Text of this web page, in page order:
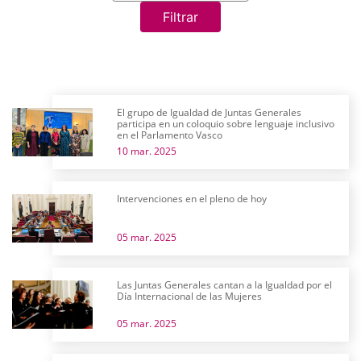
Filtrar
El grupo de Igualdad de Juntas Generales
participa en un coloquio sobre lenguaje inclusivo
en el Parlamento Vasco
10 mar. 2025
Intervenciones en el pleno de hoy
05 mar. 2025
Las Juntas Generales cantan a la Igualdad por el
Día Internacional de las Mujeres
05 mar. 2025